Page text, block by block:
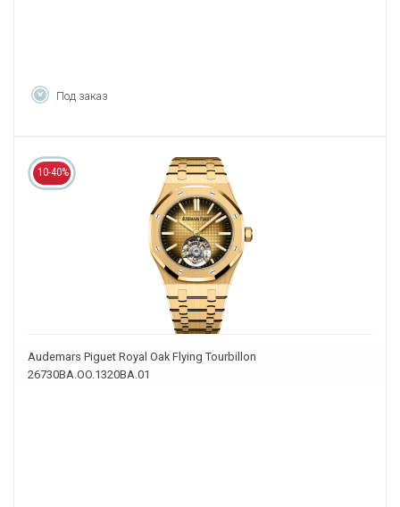
Под заказ
10-40%
Audemars Piguet Royal Oak Flying Tourbillon
26730BA.OO.1320BA.01